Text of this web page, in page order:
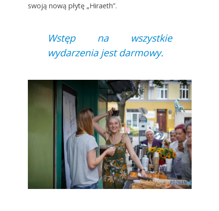
swoją nową płytę „Hiraeth”.
Wstęp na wszystkie
wydarzenia jest darmowy.